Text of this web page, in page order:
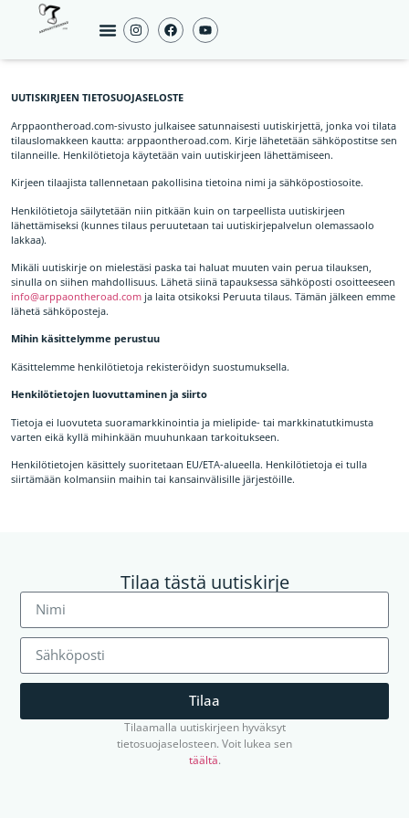
UUTISKIRJEEN TIETOSUOJASELOSTE
Arppaontheroad.com-sivusto julkaisee satunnaisesti uutiskirjettä, jonka voi tilata
tilauslomakkeen kautta: arppaontheroad.com. Kirje lähetetään sähköpostitse sen
tilanneille. Henkilötietoja käytetään vain uutiskirjeen lähettämiseen.
Kirjeen tilaajista tallennetaan pakollisina tietoina nimi ja sähköpostiosoite.
Henkilötietoja säilytetään niin pitkään kuin on tarpeellista uutiskirjeen
lähettämiseksi (kunnes tilaus peruutetaan tai uutiskirjepalvelun olemassaolo
lakkaa).
Mikäli uutiskirje on mielestäsi paska tai haluat muuten vain perua tilauksen,
sinulla on siihen mahdollisuus. Lähetä siinä tapauksessa sähköposti osoitteeseen
info@arppaontheroad.com ja laita otsikoksi Peruuta tilaus. Tämän jälkeen emme
lähetä sähköposteja.
Mihin käsittelymme perustuu
Käsittelemme henkilötietoja rekisteröidyn suostumuksella.
Henkilötietojen luovuttaminen ja siirto
Tietoja ei luovuteta suoramarkkinointia ja mielipide- tai markkinatutkimusta
varten eikä kyllä mihinkään muuhunkaan tarkoitukseen.
Henkilötietojen käsittely suoritetaan EU/ETA-alueella. Henkilötietoja ei tulla
siirtämään kolmansiin maihin tai kansainvälisille järjestöille.
Tilaa tästä uutiskirje
Tilaa
Tilaamalla uutiskirjeen hyväksyt
tietosuojaselosteen. Voit lukea sen
täältä.